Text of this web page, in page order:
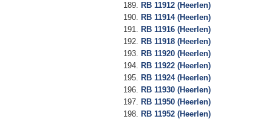
RB 11912 (Heerlen)
RB 11914 (Heerlen)
RB 11916 (Heerlen)
RB 11918 (Heerlen)
RB 11920 (Heerlen)
RB 11922 (Heerlen)
RB 11924 (Heerlen)
RB 11930 (Heerlen)
RB 11950 (Heerlen)
RB 11952 (Heerlen)